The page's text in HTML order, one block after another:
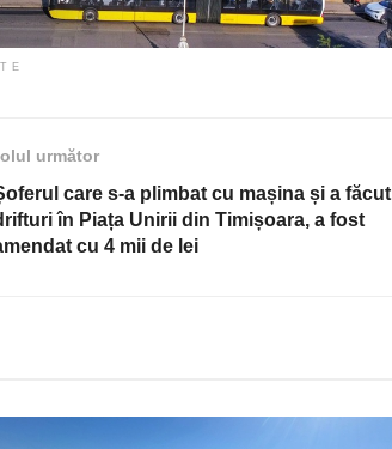
următor
care s-a plimbat cu mașina și a făcut
în Piața Unirii din Timișoara, a fost
cu 4 mii de lei